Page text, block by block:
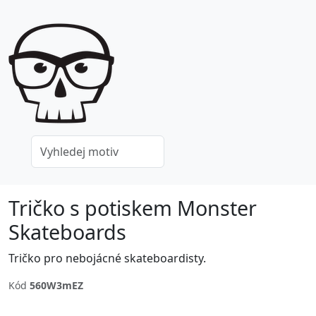
Tričko s potiskem Monster
Skateboards
Tričko pro nebojácné skateboardisty.
Kód 560W3mEZ